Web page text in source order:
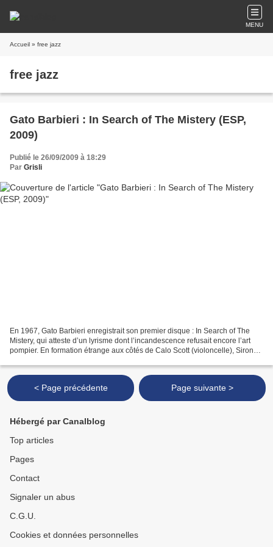
MENU
Accueil » free jazz
free jazz
Gato Barbieri : In Search of The Mistery (ESP,
2009)
Publié le 26/09/2009 à 18:29
Par Grisli
En 1967, Gato Barbieri enregistrait son premier disque : In Search of The
Mistery, qui atteste d’un lyrisme dont l’incandescence refusait encore l’art
pompier. En formation étrange aux côtés de Calo Scott (violoncelle), Sirone
< Page précédente Page suivante >
Hébergé par Canalblog
Top articles
Pages
Contact
Signaler un abus
C.G.U.
Cookies et données personnelles